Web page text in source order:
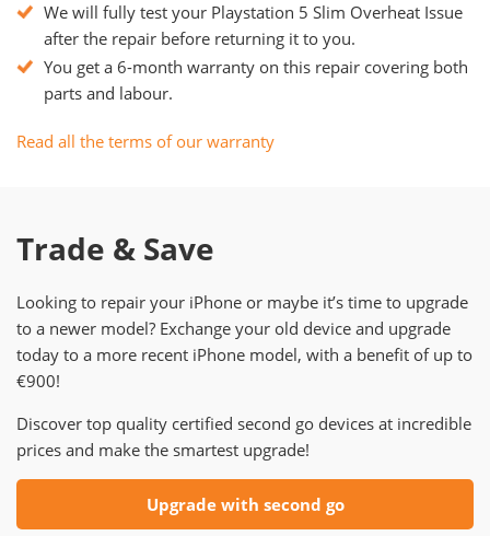
We will fully test your Playstation 5 Slim Overheat Issue
after the repair before returning it to you.
You get a 6-month warranty on this repair covering both
parts and labour.
Read all the terms of our warranty
Trade & Save
Looking to repair your iPhone or maybe it’s time to upgrade
to a newer model? Exchange your old device and upgrade
today to a more recent iPhone model, with a benefit of up to
€900!
Discover top quality certified second go devices at incredible
prices and make the smartest upgrade!
Upgrade with second go